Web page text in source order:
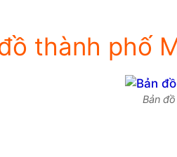
thành phố
Bản